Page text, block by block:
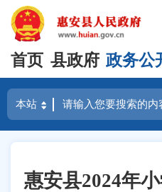
首页 县政府 政务公
惠安县2024年